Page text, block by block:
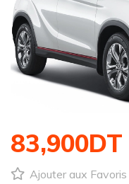
83,900DT
Ajouter aux Favoris